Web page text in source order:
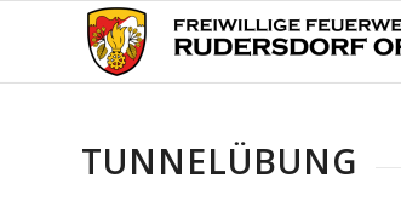
TUNNELÜBUNG